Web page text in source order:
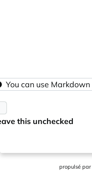
You can use Markdown
this unchecked
propulsé par